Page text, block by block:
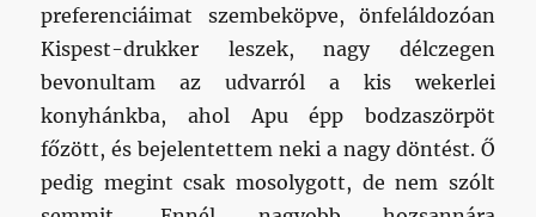
preferenciáimat szembeköpve, önfeláldozóan
Kispest-drukker leszek, nagy délczegen
bevonultam az udvarról a kis wekerlei
konyhánkba, ahol Apu épp bodzaszörpöt
főzött, és bejelentettem neki a nagy döntést. Ő
pedig megint csak mosolygott, de nem szólt